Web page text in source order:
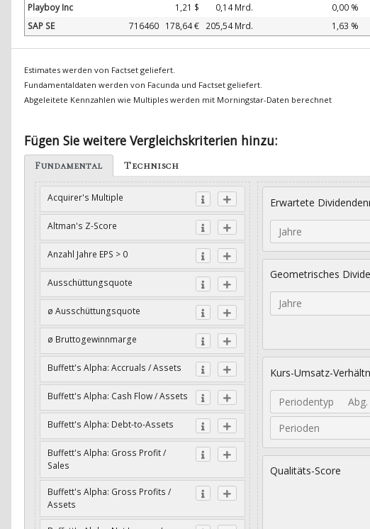
Playboy Inc 1,21 $ 0,14 Mrd. 0,00 %
SAP SE
716460 178,64 € 205,54 Mrd. 1,63 %
Estimates werden von Factset geliefert.
Fundamentaldaten werden von Facunda und Factset geliefert.
Abgeleitete Kennzahlen wie Multiples werden mit Morningstar-Daten berechnet
Fügen Sie weitere Vergleichskriterien hinzu:
Fundamental Technisch
Acquirer's Multiple
Altman's Z-Score
Anzahl Jahre EPS > 0
Ausschüttungsquote
ø Ausschüttungsquote
ø Bruttogewinnmarge
Buffett's Alpha: Accruals / Assets
Buffett's Alpha: Cash Flow / Assets
Buffett's Alpha: Debt-to-Assets
Buffett's Alpha: Gross Profit /
Sales
Buffett's Alpha: Gross Profits /
Assets
Erwartete
Jahre
Geometrisches
Jahre
Kurs-Umsatz-
Periodentyp
Perioden
Qualitäts-Score